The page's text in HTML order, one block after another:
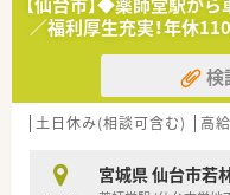
◆教育体制の他、明確
頑張りがはっきりと反
ことができます。
／福利厚生充実！年休110
検
土日休み(相談可含む) 高
宮城県 仙台市若